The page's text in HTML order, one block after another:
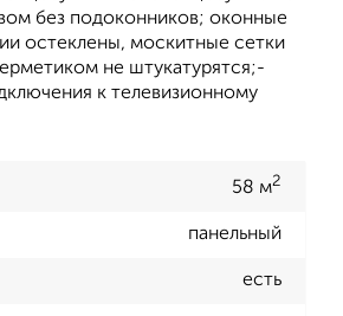
без подоконников; оконные
остеклены, москитные сетки
не штукатурятся;-
к телевизионному
58 м2
панельный
есть